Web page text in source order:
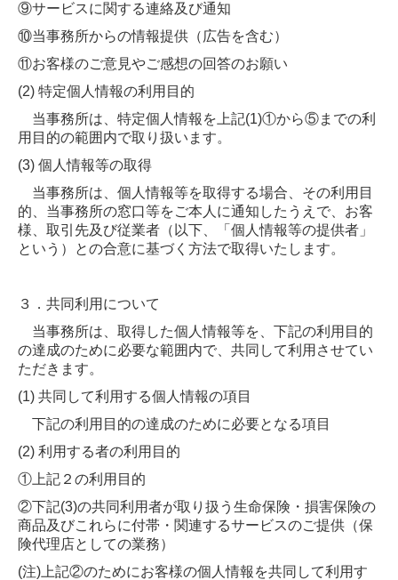
募集要項
⑨サービスに関する連絡及び通知
⑩当事務所からの情報提供（広告を含む）
⑪お客様のご意見やご感想の回答のお願い
(2) 特定個人情報の利用目的
当事務所は、特定個人情報を上記(1)①から⑤までの利
用目的の範囲内で取り扱います。
(3) 個人情報等の取得
当事務所は、個人情報等を取得する場合、その利用目
的、当事務所の窓口等をご本人に通知したうえで、お客
様、取引先及び従業者（以下、「個人情報等の提供者」
という）との合意に基づく方法で取得いたします。
３．共同利用について
当事務所は、取得した個人情報等を、下記の利用目的
の達成のために必要な範囲内で、共同して利用させてい
ただきます。
(1) 共同して利用する個人情報の項目
下記の利用目的の達成のために必要となる項目
(2) 利用する者の利用目的
①上記２の利用目的
②下記(3)の共同利用者が取り扱う生命保険・損害保険の
商品及びこれらに付帯・関連するサービスのご提供（保
険代理店としての業務）
(注)上記②のためにお客様の個人情報を共同して利用す